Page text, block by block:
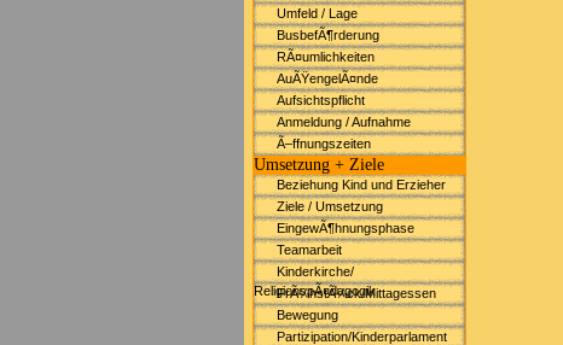
Umfeld / Lage
BusbefÃ¶rderung
RÃ¤umlichkeiten
AuÃŸengelÃ¤nde
Aufsichtspflicht
Anmeldung / Aufnahme
Ã–ffnungszeiten
Umsetzung + Ziele
Beziehung Kind und Erzieher
Ziele / Umsetzung
EingewÃ¶hnungsphase
Teamarbeit
Kinderkirche/
ReligionspÃ¤dagogik
FrÃ¼hstÃ¼ck/Mittagessen
Bewegung
Partizipation/Kinderparlament